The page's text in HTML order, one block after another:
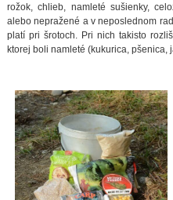
rožok, chlieb, namleté sušienky,
alebo nepražené a v neposlednom
platí pri šrotoch. Pri nich takisto
ktorej boli namleté (kukurica, pšenica,